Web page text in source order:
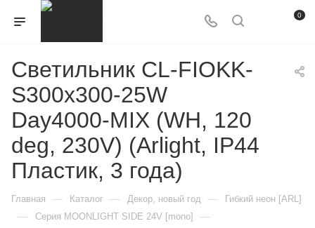
0
Светильник CL-FIOKK-
S300x300-25W
Day4000-MIX (WH, 120
deg, 230V) (Arlight, IP44
Пластик, 3 года)
Главная — Каталог — Декор, новый год — Гибкий неон [ARL]
— Серия MOONLIGHT SIDE 24V [mono] —